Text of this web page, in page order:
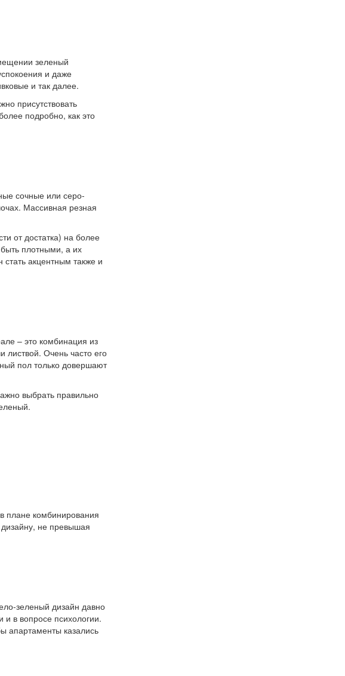
зеленый
и даже
и так далее.
присутствовать
подробно, как это
сочные или серо-
Массивная резная
от достатка) на более
плотными, а их
стать акцентным также и
– это комбинация из
листвой. Очень часто его
пол только довершают
выбрать правильно
плане комбинирования
дизайну, не превышая
зеленый дизайн давно
и в вопросе психологии.
апартаменты казались